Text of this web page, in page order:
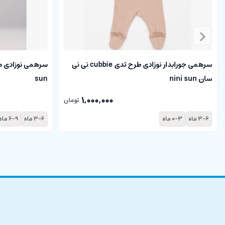
دم پای شلوار دارای کشبافت
دم پا پاکتی
پاکتی دم پا دارای قابلیت باز شدن
ست با هودی
قسمت کشبافت مشکی رنگ
ویژگی های هودی و شلوار
دارای استایل زیبا
سرهمی جورابدار نوزادی طرح تدی cubbie نی نی
سان nini sun
1,000,000 تومان
3-6 ماه
0-3 ماه
sun
3-6 ماه
6-9 ماه